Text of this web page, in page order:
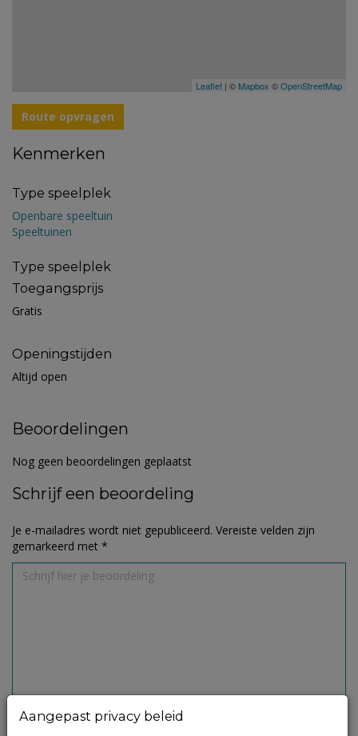
Leaflet | © Mapbox ©OpenStreetMap
Route opvragen
Kenmerken
Type speelplek
Openbare speeltuin
Speeltuinen
Type speelplek
Toegangsprijs
Gratis
Openingstijden
Altijd open
Beoordelingen
Nog geen beoordelingen geplaatst
Schrijf een beoordeling
Je e-mailadres wordt niet gepubliceerd. Vereiste velden zijn
gemarkeerd met *
Aangepast privacy beleid